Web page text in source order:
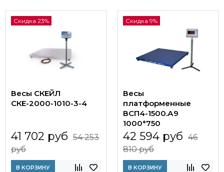
Скидка 23%
Весы СКЕЙЛ
СКЕ-2000-1010-3-4
41 702 руб 54 253
руб
В КОРЗИНУ
Скидка 9%
Весы
платформенные
ВСП4-1500.А9
1000*750
42 594 руб 46
810 руб
В КОРЗИНУ